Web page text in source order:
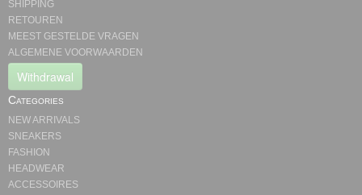
SHIPPING
RETOUREN
MEEST GESTELDE VRAGEN
ALGEMENE VOORWAARDEN
Withdrawal
Categories
NEW ARRIVALS
SNEAKERS
FASHION
HEADWEAR
ACCESSOIRES